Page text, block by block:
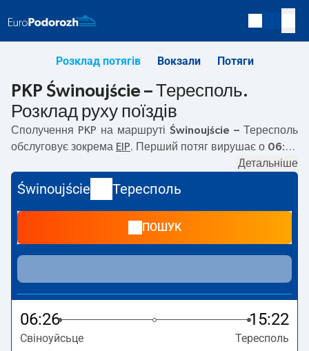
Розклад потягів Вокзали Потяги
PKP Świnoujście – Тересполь.
Розклад руху поїздів
Сполучення PKP на маршруті Świnoujście – Тересполь
обслуговує зокрема EIP . Перший потяг вирушає о 06:26
вирушає о 21:33. На маршруті
курсують також інші потяги:EIC— пропонують нижчу
ціну квитка і зазвичай довший час подорожі. Потяг
завершує маршрут на станції Тересполь.
Детальніше
Świnoujście Тересполь
ПОШУК
06:26 15:22
Свіноуйсьце Тересполь